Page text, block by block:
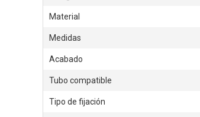
Material
Medidas
Acabado
Tubo compatible
Tipo de fijación